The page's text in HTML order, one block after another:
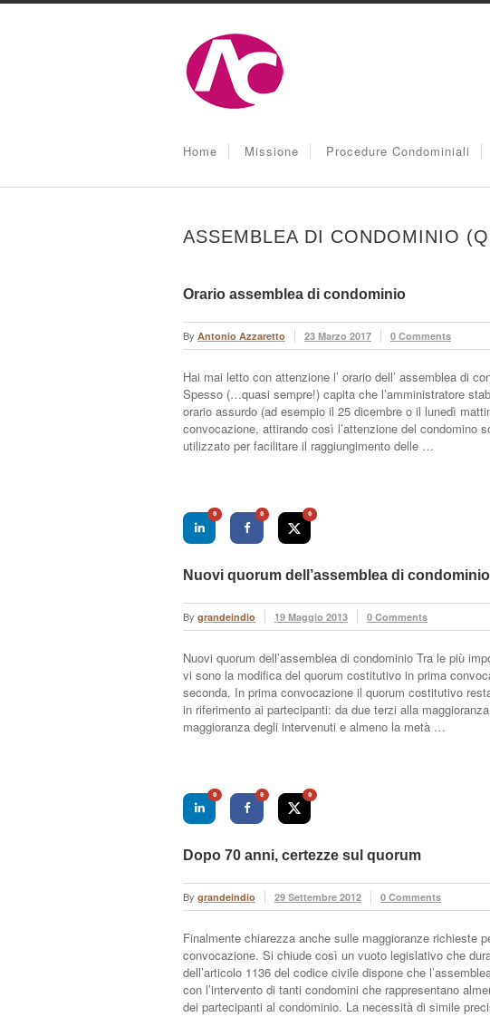
Home Missione Procedure Condominiali
ASSEMBLEA DI CONDOMINIO
Orario assemblea di condominio
By Antonio Azzaretto 23 Marzo 2017 0 Comments
Hai mai letto con attenzione l’ orario dell’ assemblea di
Spesso (…quasi sempre!) capita che l’amministratore
orario assurdo (ad esempio il 25 dicembre o il lunedì
convocazione, attirando così l’attenzione del condomino
utilizzato per facilitare il raggiungimento delle …
0 0 0
Nuovi quorum dell’assemblea di condominio
By grandeindio 19 Maggio 2013 0 Comments
Nuovi quorum dell’assemblea di condominio Tra le più
vi sono la modifica del quorum costitutivo in prima
seconda. In prima convocazione il quorum costitutivo
in riferimento ai partecipanti: da due terzi alla
maggioranza degli intervenuti e almeno la metà …
0 0 0
Dopo 70 anni, certezze sul quorum
By grandeindio 29 Settembre 2012 0 Comments
Finalmente chiarezza anche sulle maggioranze richieste
convocazione. Si chiude così un vuoto legislativo che
dell’articolo 1136 del codice civile dispone che
con l’intervento di tanti condomini che rappresentano
dei partecipanti al condominio. La necessità di simile